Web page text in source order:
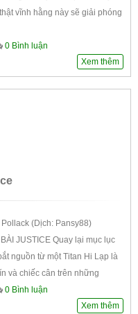
vĩnh hằng này sẽ giải phóng
0 Bình luận
Xem thêm
(Dịch: Pansy88)
JUSTICE Quay lại mục lục
nguồn từ một Titan Hi Lạp là
và chiếc cân trên những
0 Bình luận
Xem thêm